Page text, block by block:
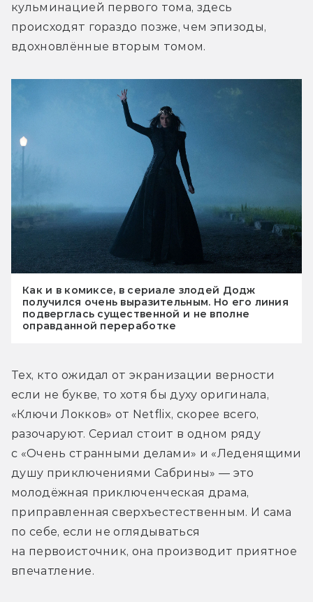
кульминацией первого тома, здесь
происходят гораздо позже, чем эпизоды,
вдохновлённые вторым томом.
Как и в комиксе, в сериале злодей Додж
получился очень выразительным. Но его линия
подверглась существенной и не вполне
оправданной переработке
Тех, кто ожидал от экранизации верности
если не букве, то хотя бы духу оригинала,
«Ключи Локков» от Netflix, скорее всего,
разочаруют. Сериал стоит в одном ряду
с «Очень странными делами» и «Леденящими
душу приключениями Сабрины» — это
молодёжная приключенческая драма,
приправленная сверхъестественным. И сама
по себе, если не оглядываться
на первоисточник, она производит приятное
впечатление.